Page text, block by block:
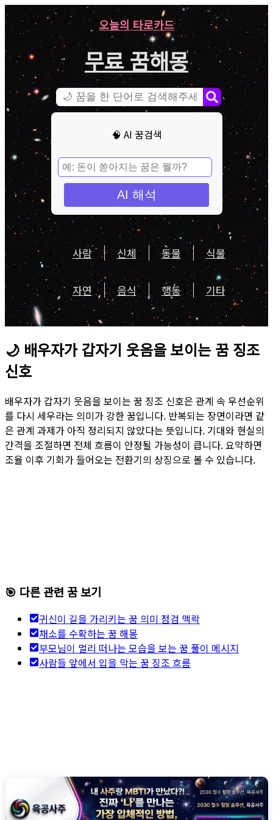
오늘의 타로카드
무료 꿈해몽
🧠 AI 꿈검색
AI 해석
사람 신체 동물 식물
자연 음식 행동 기타
🌙 배우자가 갑자기 웃음을 보이는 꿈 징조
신호
배우자가 갑자기 웃음을 보이는 꿈 징조 신호은 관계 속 우선순위
를 다시 세우라는 의미가 강한 꿈입니다. 반복되는 장면이라면 같
은 관계 과제가 아직 정리되지 않았다는 뜻입니다. 기대와 현실의
간격을 조절하면 전체 흐름이 안정될 가능성이 큽니다. 요약하면
조율 이후 기회가 들어오는 전환기의 상징으로 볼 수 있습니다.
🎯 다른 관련 꿈 보기
귀신이 길을 가리키는 꿈 의미 점검 맥락
채소를 수확하는 꿈 해몽
부모님이 멀리 떠나는 모습을 보는 꿈 풀이 메시지
사람들 앞에서 입을 막는 꿈 징조 흐름